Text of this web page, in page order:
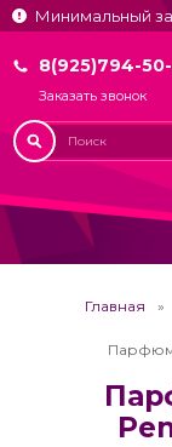
Минимальный
8(925)794-
Заказать звонок
Главная